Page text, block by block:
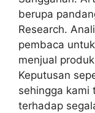
berupa
Research.
pembaca
menjual
Keputusan
sehingga kami
terhadap